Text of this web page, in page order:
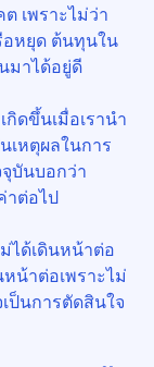
เพราะไม่ว่า
อหยุด ต้นทุนใน
มาได้อยู่ดี
กิดขึ้นเมื่อเรานำ
เหตุผลในการ
บันบอกว่า
าต่อไป
ได้เดินหน้าต่อ
น้าต่อเพราะไม่
ป็นการตัดสินใจ